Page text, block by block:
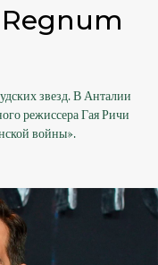
звезд. В Анталии
режиссера Гая Ричи
войны».